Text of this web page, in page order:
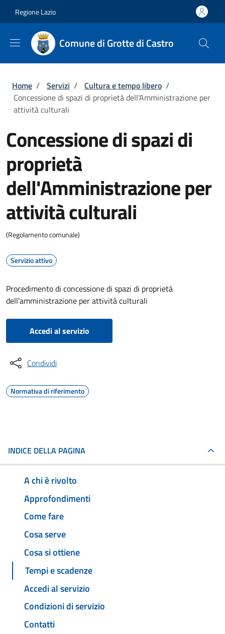
Regione Lazio
Comune di Grotte di Castro
Briciole di pane
Home / Servizi / Cultura e tempo libero /
Concessione di spazi di proprietà dell'Amministrazione per
attività culturali
Concessione di spazi di
proprietà
dell'Amministrazione per
attività culturali
(Regolamento comunale)
Servizio attivo
Procedimento di concessione di spazi di proprietà
dell'amministrazione per attività culturali
Accedi al servizio
Condividi
Normativa di riferimento
INDICE DELLA PAGINA
A chi è rivolto
Approfondimenti
Come fare
Cosa serve
Cosa si ottiene
Tempi e scadenze
Accedi al servizio
Condizioni di servizio
Contatti